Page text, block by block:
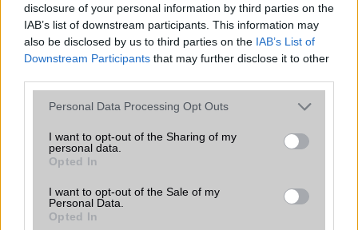
disclosure of your personal information by third parties on the
IAB’s list of downstream participants. This information may
also be disclosed by us to third parties on the IAB’s List of
Downstream Participants that may further disclose it to other
Please note that this website/app uses one or more Google
not limited to your visit or usage behaviour. You may click to
grant or deny consent to Google and its third-party tags to
use your data for below specified purposes in below Google
consent section.
Personal Data Processing Opt Outs
I want to opt-out of the Sharing of my
personal data.
Opted In
I want to opt-out of the Sale of my
Personal Data.
Opted In
T9 szótár alkalmazás független szótár
Office alkalmazások de = Document viewer & editor
Extrák DTS sound
EGYÉB
Vibra jelzés
SIM típus nanoSIM
SIM-ek száma